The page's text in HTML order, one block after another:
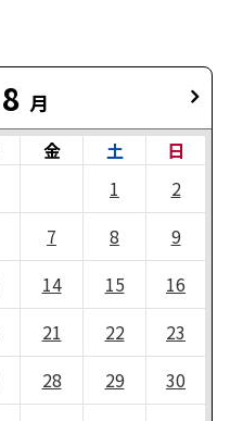
8 月
金 土
日
1
2
7 8
9
14 15
16
21 22
23
28 29
30